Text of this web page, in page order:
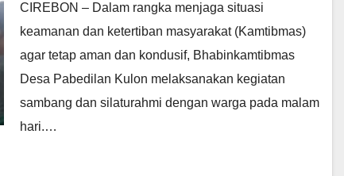
CIREBON – Dalam rangka menjaga situasi
keamanan dan ketertiban masyarakat (Kamtibmas)
agar tetap aman dan kondusif, Bhabinkamtibmas
Desa Pabedilan Kulon melaksanakan kegiatan
sambang dan silaturahmi dengan warga pada malam
hari.…